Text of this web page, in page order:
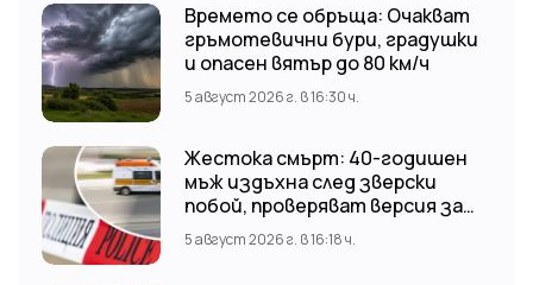
Времето се обръща: Очакват
гръмотевични бури, градушки
и опасен вятър до 80 км/ч
5 август 2026 г. в 16:30 ч.
Жестока смърт: 40-годишен
мъж издъхна след зверски
побой, проверяват версия за
нападение от тийнейджъри
5 август 2026 г. в 16:18 ч.